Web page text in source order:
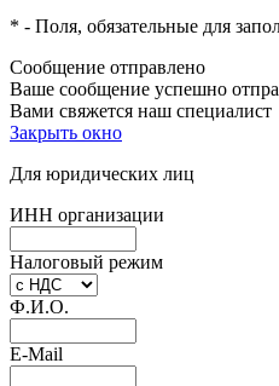
* - Поля, обязательные для
Сообщение отправлено
Ваше сообщение успешно
Вами свяжется наш специалист
Закрыть окно
Для юридических лиц
ИНН организации
Налоговый режим
Ф.И.О.
E-Mail